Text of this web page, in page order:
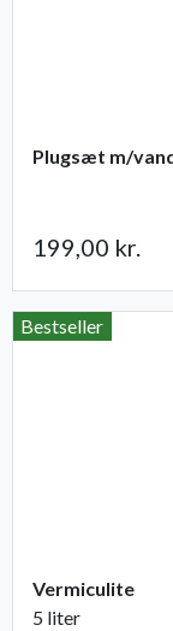
199,00 kr.
Bestseller
Vermiculite
5 liter